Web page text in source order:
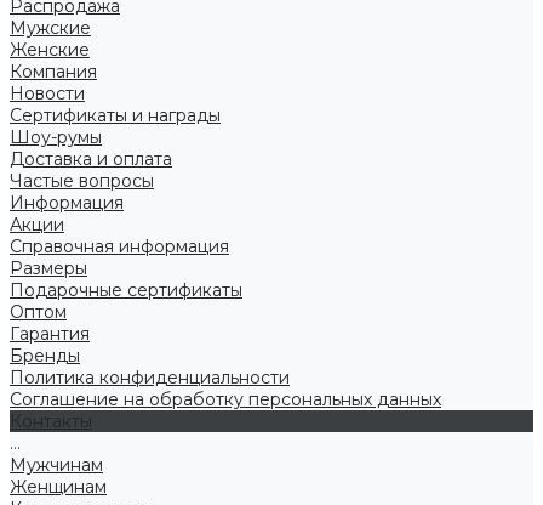
Распродажа
Мужские
Женские
Компания
Новости
Сертификаты и награды
Шоу-румы
Доставка и оплата
Частые вопросы
Информация
Акции
Справочная информация
Размеры
Подарочные сертификаты
Оптом
Гарантия
Бренды
Политика конфиденциальности
Соглашение на обработку персональных данных
Контакты
...
Мужчинам
Женщинам